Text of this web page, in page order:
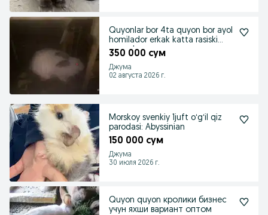
Quyonlar bor 4ta quyon bor ayol
homilador erkak katta rasiski
quyonlar
350 000 сум
Джума
02 августа 2026 г.
Morskoy svenkiy 1juft oʻgʻil qiz
parodasi: Abyssinian
150 000 сум
Джума
30 июля 2026 г.
Quyon quyon кролики бизнес
учун яхши вариант оптом